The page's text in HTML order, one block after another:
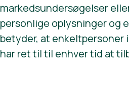
markedsundersøgelser
personlige oplysninger og
betyder, at enkeltpersoner
har ret til til enhver tid at